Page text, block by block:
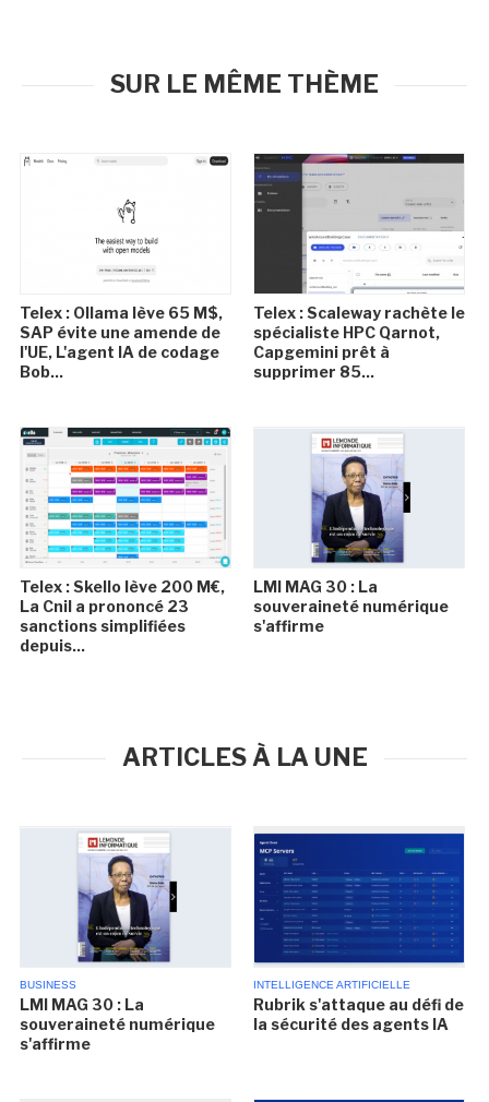
SUR LE MÊME THÈME
Telex : Ollama lève 65 M$,
SAP évite une amende de
l'UE, L'agent IA de codage
Bob...
Telex : Scaleway rachète le
spécialiste HPC Qarnot,
Capgemini prêt à
supprimer 85...
Telex : Skello lève 200 M€,
La Cnil a prononcé 23
sanctions simplifiées
depuis...
LMI MAG 30 : La
souveraineté numérique
s'affirme
ARTICLES À LA UNE
BUSINESS
LMI MAG 30 : La
souveraineté numérique
s'affirme
INTELLIGENCE ARTIFICIELLE
Rubrik s'attaque au défi de
la sécurité des agents IA